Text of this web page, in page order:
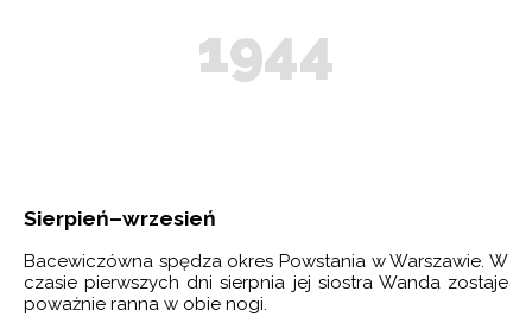
1944
Sierpień–wrzesień
Bacewiczówna spędza okres Powstania w Warszawie. W
czasie pierwszych dni sierpnia jej siostra Wanda zostaje
poważnie ranna w obie nogi.